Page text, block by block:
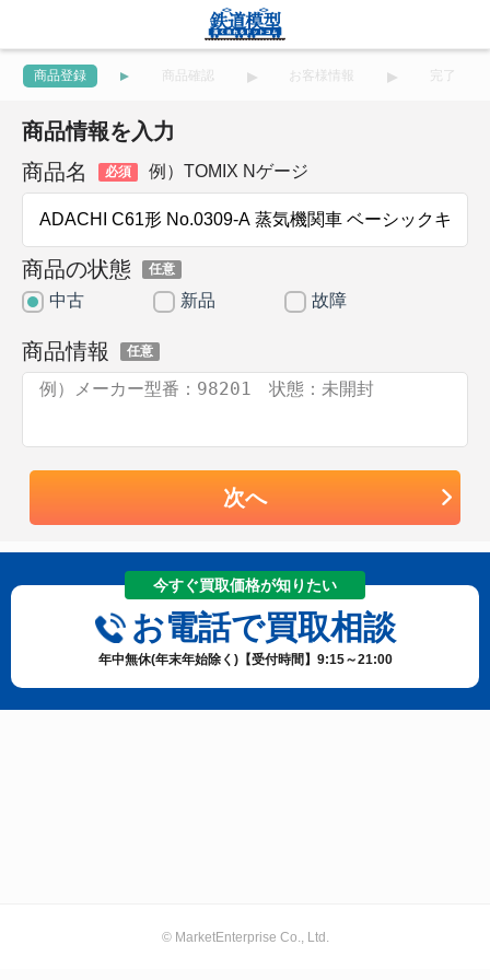
商品登録 商品確認 お客様情報 完了
商品情報を入力
商品名
必須 例）TOMIX Nゲージ
商品の状態 任意
中古 新品 故障
商品情報 任意
次へ
今すぐ買取価格が知りたい
お電話で買取相談
年中無休(年末年始除く)【受付時間】9:15～21:00
© MarketEnterprise Co., Ltd.